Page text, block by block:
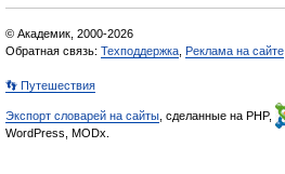
© Академик, 2000-2026
Обратная связь: Техподдержка Реклама на сайте
👣 Путешествия
Экспорт словарей на сайты , сделанные на PHP,
WordPress, MODx.